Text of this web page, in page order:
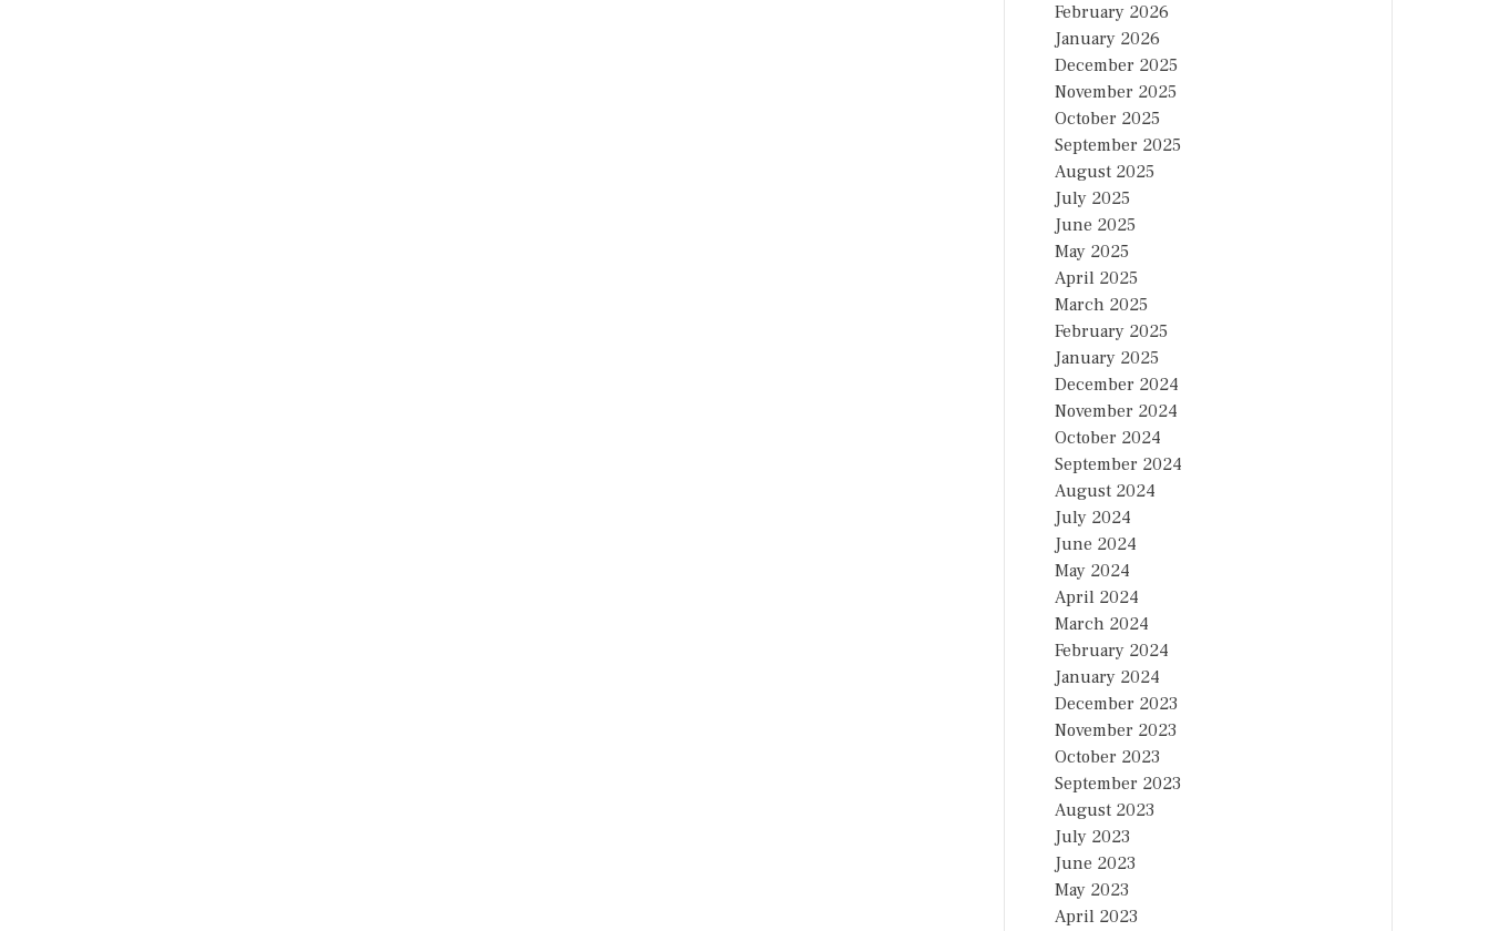
February 2026
January 2026
December 2025
November 2025
October 2025
September 2025
August 2025
July 2025
June 2025
May 2025
April 2025
March 2025
February 2025
January 2025
December 2024
November 2024
October 2024
September 2024
August 2024
July 2024
June 2024
May 2024
April 2024
March 2024
February 2024
January 2024
December 2023
November 2023
October 2023
September 2023
August 2023
July 2023
June 2023
May 2023
April 2023